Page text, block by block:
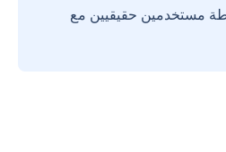
مستخدمين حقيقيين مع